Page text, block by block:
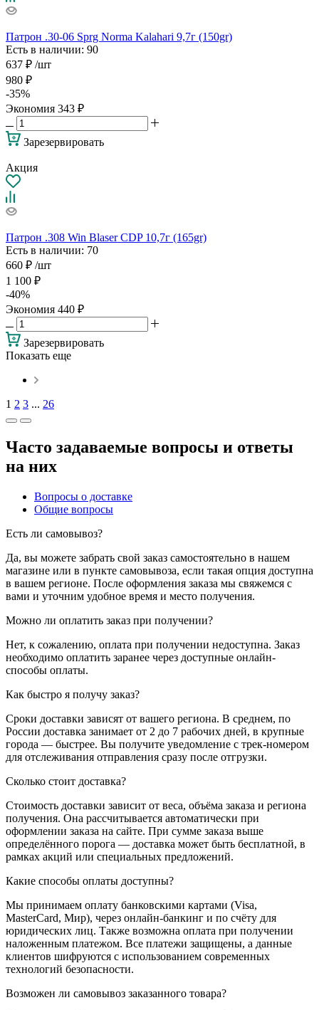
Патрон .30-06 Sprg Norma Kalahari 9,7г (150gr)
Есть в наличии: 90
637 ₽ /шт
980 ₽
-35%
Экономия 343 ₽
Зарезервировать
Акция
Патрон .308 Win Blaser CDP 10,7г (165gr)
Есть в наличии: 70
660 ₽ /шт
1 100 ₽
-40%
Экономия 440 ₽
Зарезервировать
Показать еще
1 2 3 ... 26
Часто задаваемые вопросы и ответы
на них
Вопросы о доставке
Общие вопросы
Есть ли самовывоз?
Да, вы можете забрать свой заказ самостоятельно в нашем
магазине или в пункте самовывоза, если такая опция доступна
в вашем регионе. После оформления заказа мы свяжемся с
вами и уточним удобное время и место получения.
Можно ли оплатить заказ при получении?
Нет, к сожалению, оплата при получении недоступна. Заказ
необходимо оплатить заранее через доступные онлайн-
способы оплаты.
Как быстро я получу заказ?
Сроки доставки зависят от вашего региона. В среднем, по
России доставка занимает от 2 до 7 рабочих дней, в крупные
города — быстрее. Вы получите уведомление с трек-номером
для отслеживания отправления сразу после отгрузки.
Сколько стоит доставка?
Стоимость доставки зависит от веса, объёма заказа и региона
получения. Она рассчитывается автоматически при
оформлении заказа на сайте. При сумме заказа выше
определённого порога — доставка может быть бесплатной, в
рамках акций или специальных предложений.
Какие способы оплаты доступны?
Мы принимаем оплату банковскими картами (Visa,
MasterCard, Мир), через онлайн-банкинг и по счёту для
юридических лиц. Также возможна оплата при получении
наложенным платежом. Все платежи защищены, а данные
клиентов шифруются с использованием современных
технологий безопасности.
Возможен ли самовывоз заказанного товара?